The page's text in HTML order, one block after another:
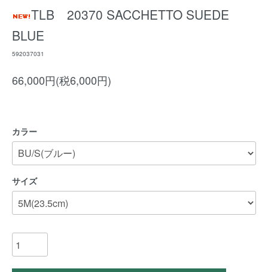
TLB 20370 SACCHETTO SUEDE
BLUE
592037031
66,000円(税6,000円)
カラー
サイズ